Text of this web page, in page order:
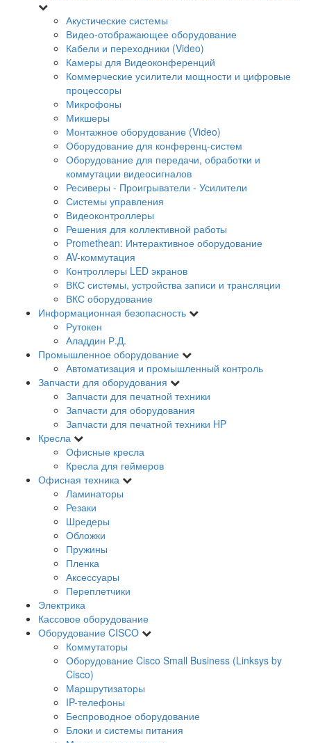
Акустические системы
Видео-отображающее оборудование
Кабели и переходники (Video)
Камеры для Видеоконференций
Коммерческие усилители мощности и цифровые
процессоры
Микрофоны
Микшеры
Монтажное оборудование (Video)
Оборудование для конференц-систем
Оборудование для передачи, обработки и
коммутации видеосигналов
Ресиверы - Проигрыватели - Усилители
Системы управления
Видеоконтроллеры
Решения для коллективной работы
Promethean: Интерактивное оборудование
AV-коммутация
Контроллеры LED экранов
ВКС системы, устройства записи и трансляции
ВКС оборудование
Информационная безопасность
Рутокен
Аладдин Р.Д.
Промышленное оборудование
Автоматизация и промышленный контроль
Запчасти для оборудования
Запчасти для печатной техники
Запчасти для оборудования
Запчасти для печатной техники HP
Кресла
Офисные кресла
Кресла для геймеров
Офисная техника
Ламинаторы
Резаки
Шредеры
Обложки
Пружины
Пленка
Аксессуары
Переплетчики
Электрика
Кассовое оборудование
Оборудование CISCO
Коммутаторы
Оборудование Cisco Small Business (Linksys by
Cisco)
Маршрутизаторы
IP-телефоны
Беспроводное оборудование
Блоки и системы питания